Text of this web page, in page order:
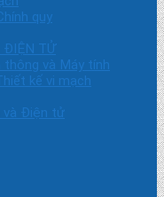
quy
ĐIỆN TỬ
và Máy tính
kế vi mạch
và Điện tử